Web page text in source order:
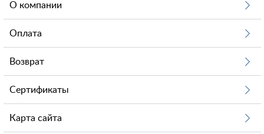
О компании
Оплата
Возврат
Сертификаты
Карта сайта